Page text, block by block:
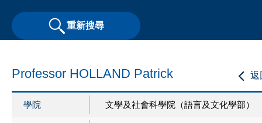
重新搜尋
返
Professor HOLLAND Patrick
學院 文學及社會科學院（語言及文化學部）